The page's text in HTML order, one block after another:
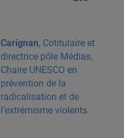
Carignan, Cotitulaire et
directrice pôle Médias,
Chaire UNESCO en
prévention de la
radicalisation et de
l’extrémisme violents